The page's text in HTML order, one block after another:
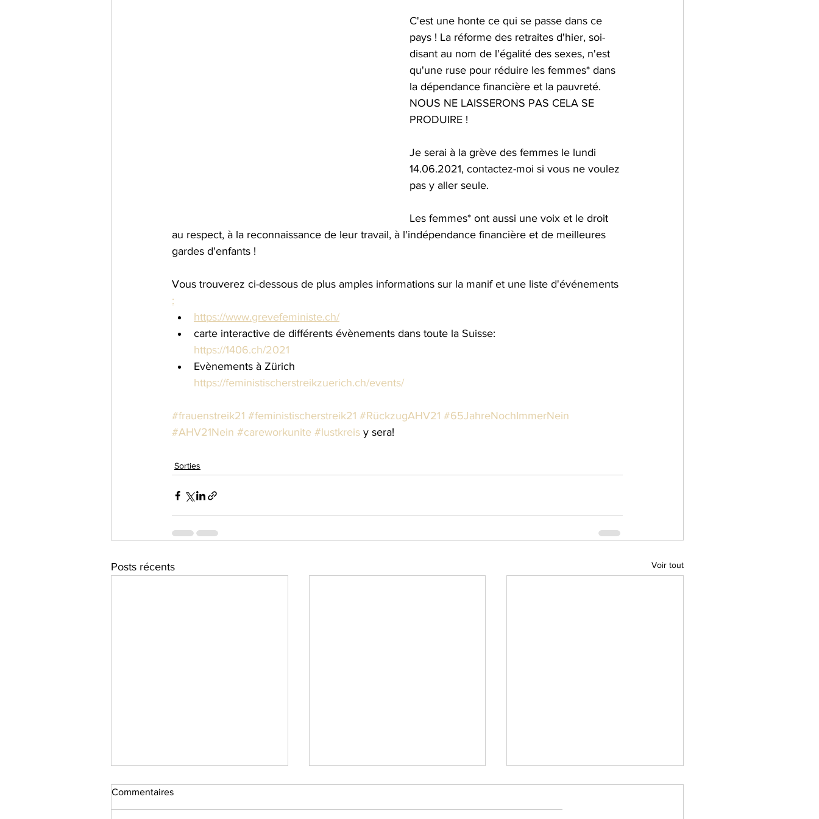
C'est une honte ce qui se passe dans ce
pays ! La réforme des retraites d'hier, soi-
disant au nom de l'égalité des sexes, n'est
qu'une ruse pour réduire les femmes* dans
la dépendance financière et la pauvreté.
NOUS NE LAISSERONS PAS CELA SE
PRODUIRE !
Je serai à la grève des femmes le lundi
14.06.2021, contactez-moi si vous ne voulez
pas y aller seule.
Les femmes* ont aussi une voix et le droit
au respect, à la reconnaissance de leur travail, à l'indépendance financière et de meilleures
gardes d'enfants !
Vous trouverez ci-dessous de plus amples informations sur la manif et une liste d'événements
:
https://www.grevefeministe.ch/
carte interactive de différents évènements dans toute la Suisse:
https://1406.ch/2021
Evènements à Zürich
https://feministischerstreikzuerich.ch/events/
#frauenstreik21 #feministischerstreik21 #RückzugAHV21 #65JahreNochImmerNein
#AHV21Nein #careworkunite #lustkreis y sera!
Sorties
Posts récents Voir tout
Commentaires